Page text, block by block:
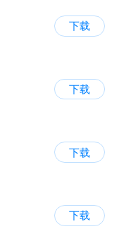
下载
下载
下载
下载